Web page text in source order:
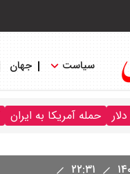
سیاست جهان
حمله آمریکا به ایران